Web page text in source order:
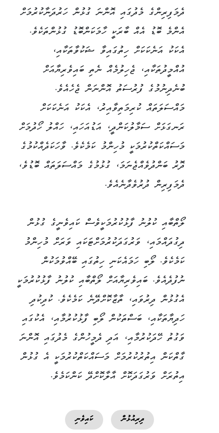
ދެމަފިރިންގެ މެދުގައި އޮންނަ ގުޅުން ހަރުދަނާކުރުމަށް
އެންމެ ބޮޑު އެއް ބާރަކީ ހާމަކަންބޮޑު ގުޅުންތަކެވެ.
އެކަކު އަނެކަކަށް ހިތުގައިވާ ޝަކުވާތަކާއި،
އުއްމީދުތަކާއި، ޖެހިލުމެއް ނެތި ބައިވެރިޔާއަށް
ބުނެދިނުމުގެ ފުރުސަތު އޮންނަން ޖެހެއެވެ.
މައްސަލަތައް ކުރިމަތިވާއިރު، އެކަކު އަނެކަކަށް
ރަނގަޅަށް ސަމާލުކަންދީ، އަޑުއަހައި، ހައްލު ހޯދުމަށް
މަސައްކަތްކުރުމަކީ މުހިންމު ކަމެކެވެ. ވާހަކަދެއްކުމުގެ
ދޮރު ބަންދުވެއްޖެނަމަ، ގުޅުމުގެ މައްސަލަތައް ބޮޑުވެ،
ދެމަފިރިން ދުރުވެދާނެއެވެ.
ލޯތްބާއި ކުލުނު ފާޅުކުރުމަކީވެސް ކައިވެނީގެ ގުޅުން
ދިގުދައްމައި، ވަރުގަދަކުރުމަށްޓަކައި ވަރަށް މުހިންމު
ކަމެކެވެ. ލޯބި ހަމައެކަނި ހިތުގައި ބޭއްވުމަކުން
ނުފުދެއެވެ. ބައިވެރިޔާއަށް ލޯތްބާއި ކުލުނު ފާޅުކުރުމަކީ
އެގުޅުން ދިރުވައި، ތާޒާކޮށްދޭނެ ކަމެކެވެ. ކުދިކުދި
ހަދިޔާތަކާއި، ބަސްތަކުން ލޯބި ފާޅުކުރުމާއި، އެކުގައި
ވަގުތު ހޭދަކުރުމާއި، އަދި ދެމީހުންގެ މެދުގައި އޮންނަ
ގާތްކަން އިތުރުކުރުމަށް މަސައްކަތްކުރުމަކީ އެ ގުޅުން
އިތުރަށް ވަރުގަދަކޮށް އާލާކޮށްދޭ ކަންކަމެވެ.
ދިރިއުޅުން ކައިވެނި